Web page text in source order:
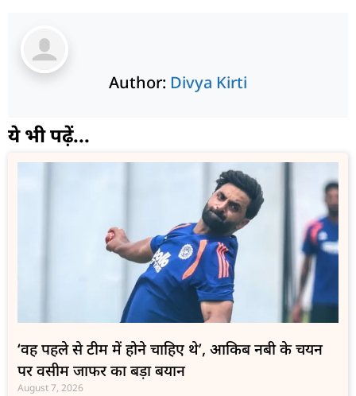
Author: Divya Kirti
ये भी पढ़ें...
‘वह पहले से टीम में होने चाहिए थे’, आकिब नबी के चयन
पर वसीम जाफर का बड़ा बयान
August 7, 2026